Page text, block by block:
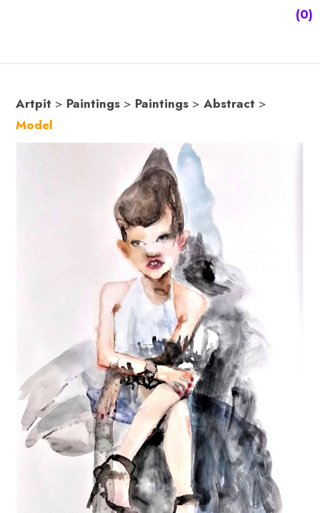
(0)
Artpit > Paintings > Paintings >Abstract >
Model